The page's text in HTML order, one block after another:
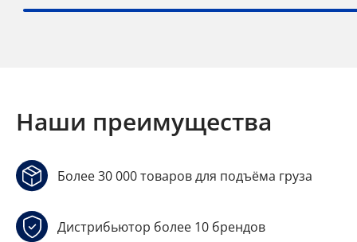
Наши преимущества
Более 30 000 товаров для подъёма груза
Дистрибьютор более 10 брендов